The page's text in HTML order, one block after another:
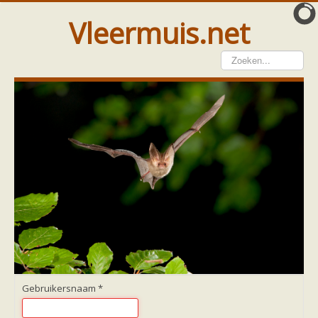
Vleermuis.net
Vleermuis gezien
Waarneming doorgeven
Wat doen wij met meldingen
Telinstructie
Waarnemingen doorgeven elders
Hulp
Vleermuis gevonden
Vanginstructie
Hulp per email
Hulp per provincie
Drenthe
Groningen
Home
Gebruikersnaam *